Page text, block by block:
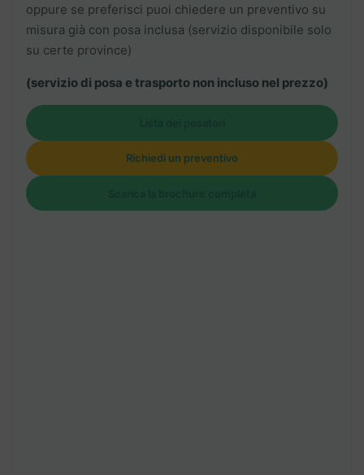
oppure se preferisci puoi chiedere un preventivo su
misura già con posa inclusa (servizio disponibile solo
su certe province)
(servizio di posa e trasporto non incluso nel prezzo)
Richiedi un preventivo